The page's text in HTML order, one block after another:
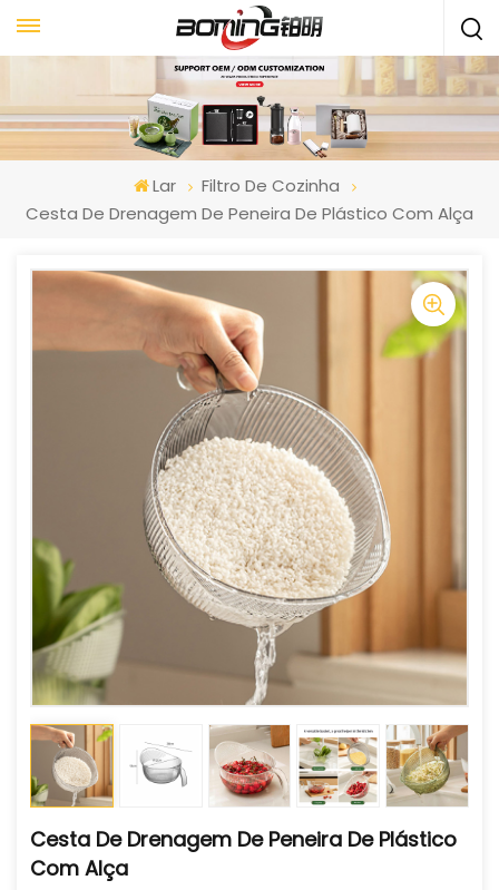
Lar
Filtro De Cozinha
Cesta De Drenagem De Peneira De Plástico Com Alça
Cesta De Drenagem De Peneira De Plástico
Com Alça